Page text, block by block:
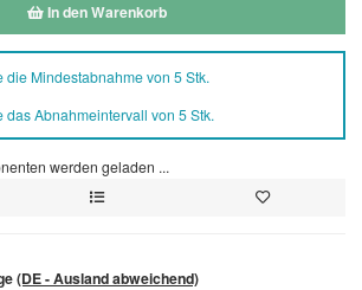
In den Warenkorb
die Mindestabnahme von 5 Stk.
das Abnahmeintervall von 5 Stk.
werden geladen ...
(DE - Ausland abweichend)